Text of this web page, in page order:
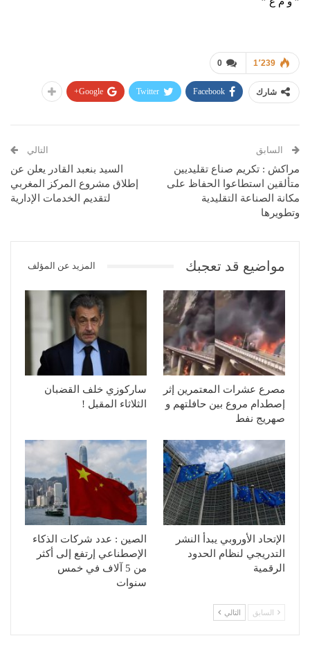
0 1٬239
شارك Facebook
Twitter
Google+
السابق
مراكش : تكريم صناع تقليديين
متألقين استطاعوا الحفاظ على
مكانة الصناعة التقليدية
وتطويرها
التالي
السيد بنعبد القادر يعلن عن
إطلاق مشروع المركز المغربي
لتقديم الخدمات الإدارية
مواضيع قد تعجبك المزيد عن المؤلف
مصرع عشرات المعتمرين إثر
إصطدام مروع بين حافلتهم و
صهريج نفط
ساركوزي خلف القضبان
الثلاثاء المقبل !
الإتحاد الأوروبي يبدأ النشر
التدريجي لنظام الحدود
الرقمية
الصين : عدد شركات الذكاء
الإصطناعي إرتفع إلى أكثر
من 5 آلاف في خمس
سنوات
السابق التالي